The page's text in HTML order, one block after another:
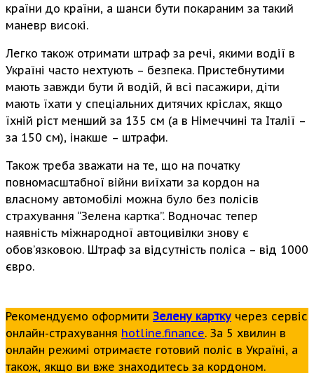
країни до країни, а шанси бути покараним за такий
маневр високі.
Легко також отримати штраф за речі, якими водії в
Україні часто нехтують – безпека. Пристебнутими
мають завжди бути й водій, й всі пасажири, діти
мають їхати у спеціальних дитячих кріслах, якщо
їхній ріст менший за 135 см (а в Німеччині та Італії –
за 150 см), інакше – штрафи.
Також треба зважати на те, що на початку
повномасштабної війни виїхати за кордон на
власному автомобілі можна було без полісів
страхування “Зелена картка”. Водночас тепер
наявність міжнародної автоцивілки знову є
обов’язковою. Штраф за відсутність поліса – від 1000
євро.
Рекомендуємо оформити Зелену картку через сервіс
онлайн-страхування hotline.finance. За 5 хвилин в
онлайн режимі отримаєте готовий поліс в Україні, а
також, якщо ви вже знаходитесь за кордоном.